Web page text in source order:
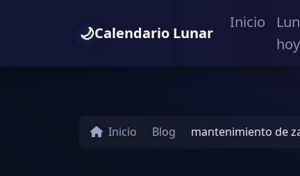
🌙Calendario Lunar
Inicio
hoy
Inicio Blog mantenimiento de